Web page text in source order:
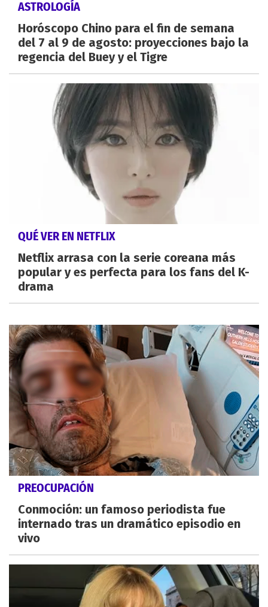
ASTROLOGÍA
Horóscopo Chino para el fin de semana
del 7 al 9 de agosto: proyecciones bajo la
regencia del Buey y el Tigre
QUÉ VER EN NETFLIX
Netflix arrasa con la serie coreana más
popular y es perfecta para los fans del K-
drama
PREOCUPACIÓN
Conmoción: un famoso periodista fue
internado tras un dramático episodio en
vivo